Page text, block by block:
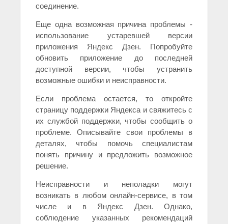
соединение.
Еще одна возможная причина проблемы -
использование устаревшей версии
приложения Яндекс Дзен. Попробуйте
обновить приложение до последней
доступной версии, чтобы устранить
возможные ошибки и неисправности.
Если проблема остается, то откройте
страницу поддержки Яндекса и свяжитесь с
их службой поддержки, чтобы сообщить о
проблеме. Описывайте свои проблемы в
деталях, чтобы помочь специалистам
понять причину и предложить возможное
решение.
Неисправности и неполадки могут
возникать в любом онлайн-сервисе, в том
числе и в Яндекс Дзен. Однако,
соблюдение указанных рекомендаций